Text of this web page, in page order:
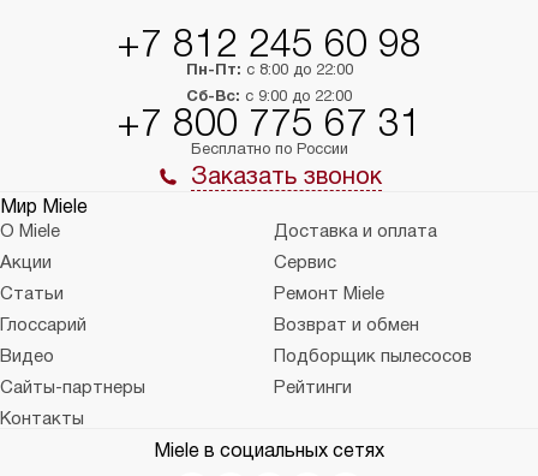
+7 812 245 60 98
Пн-Пт: с 8:00 до 22:00
Сб-Вс: с 9:00 до 22:00
+7 800 775 67 31
Бесплатно по России
Заказать звонок
Мир Miele
О Miele
Доставка и оплата
Акции
Сервис
Статьи
Ремонт Miele
Глоссарий
Возврат и обмен
Видео
Подборщик пылесосов
Сайты-партнеры
Рейтинги
Контакты
Miele в социальных сетях